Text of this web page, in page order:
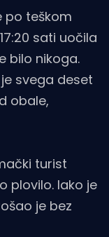
po teškom
sati uočila
bilo nikoga.
svega deset
obale,
turist
plovilo. Iako je
je bez